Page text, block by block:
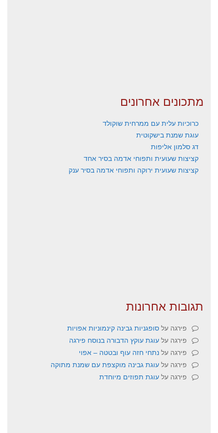
מתכונים אחרונים
כרוכיות עלית עם ממרחית שוקולד
עוגת שמנת בישקוטית
דג סלמון אליפות
קציצות שעועית ותפוחי אדמה בסיר אחד
קציצות שעועית ירוקה ותפוחי אדמה בסיר ענק
תגובות אחרונות
פירגה על סופגניות גבינה קינמוניות אפויות
פירגה על עוגת עוקץ הדבורה בנוסח פירגה
פירגה על נתחי חזה עוף ובטטה – אפוי
פירגה על עוגת גבינה מוקצפת עם שמנת מתוקה
פירגה על עוגת תפוזים מיוחדת